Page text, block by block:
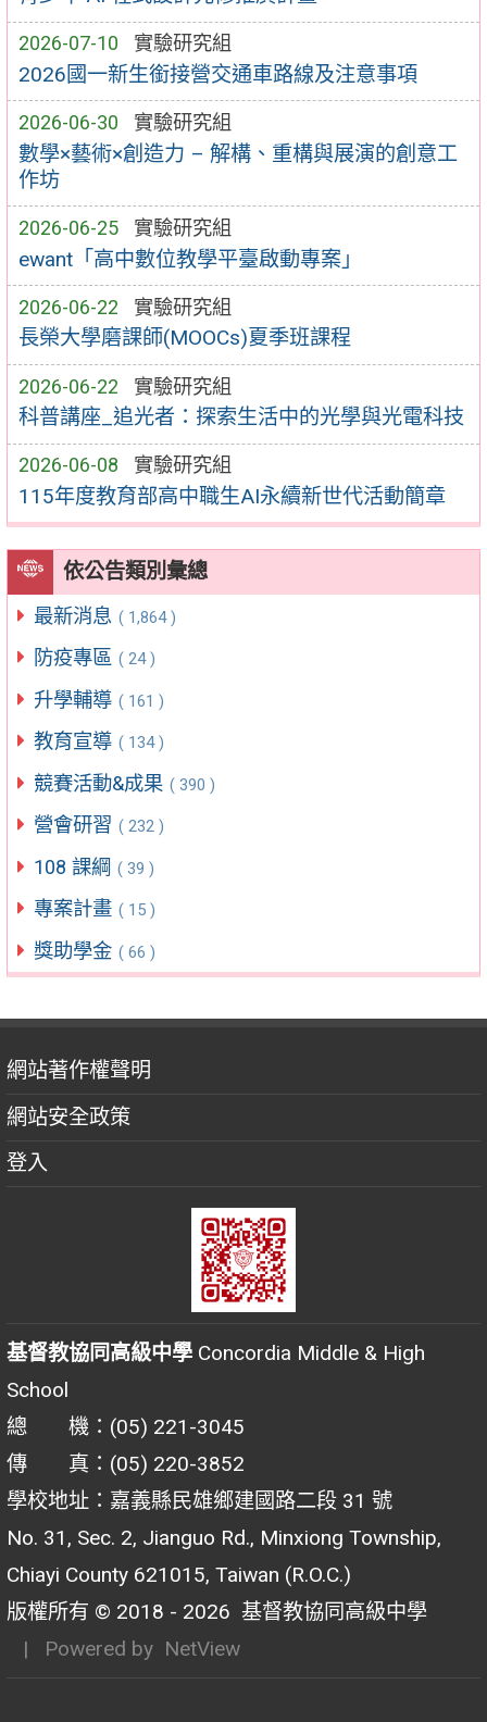
2026-07-10 實驗研究組
2026國一新生銜接營交通車路線及注意事項
2026-06-30 實驗研究組
數學×藝術×創造力 – 解構、重構與展演的創意工
作坊
2026-06-25 實驗研究組
ewant「高中數位教學平臺啟動專案」
2026-06-22 實驗研究組
長榮大學磨課師(MOOCs)夏季班課程
2026-06-22 實驗研究組
科普講座_追光者：探索生活中的光學與光電科技
2026-06-08 實驗研究組
115年度教育部高中職生AI永續新世代活動簡章
依公告類別彙總
最新消息 ( 1,864 )
防疫專區 ( 24 )
升學輔導 ( 161 )
教育宣導 ( 134 )
競賽活動&成果 ( 390 )
營會研習 ( 232 )
108 課綱 ( 39 )
專案計畫 ( 15 )
獎助學金 ( 66 )
網站著作權聲明
網站安全政策
登入
基督教協同高級中學 Concordia Middle & High
School
總 機：(05) 221-3045
傳 真：(05) 220-3852
學校地址：嘉義縣民雄鄉建國路二段 31 號
No. 31, Sec. 2, Jianguo Rd., Minxiong Township,
Chiayi County 621015, Taiwan (R.O.C.)
版權所有 © 2018 - 2026 基督教協同高級中學
| Powered by NetView